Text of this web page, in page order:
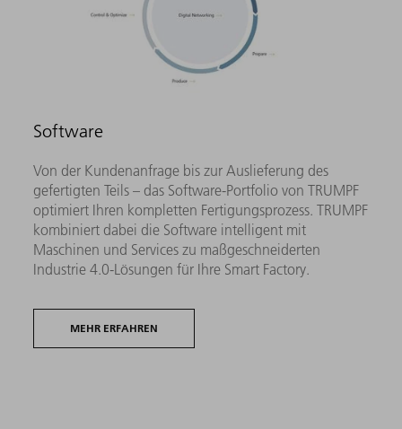
Software
Von der Kundenanfrage bis zur Auslieferung des
gefertigten Teils – das Software-Portfolio von TRUMPF
optimiert Ihren kompletten Fertigungsprozess. TRUMPF
kombiniert dabei die Software intelligent mit
Maschinen und Services zu maßgeschneiderten
Industrie 4.0-Lösungen für Ihre Smart Factory.
MEHR ERFAHREN